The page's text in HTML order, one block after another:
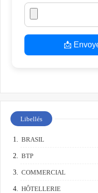
📩
Libellés
BRASIL
BTP
COMMERCIAL
HÔTELLERIE